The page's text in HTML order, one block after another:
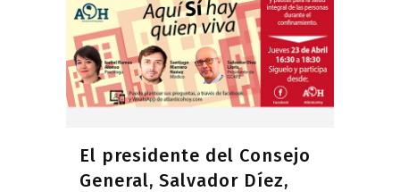
El presidente del Consejo
General, Salvador Díez,